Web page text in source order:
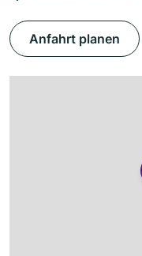
Anfahrt planen